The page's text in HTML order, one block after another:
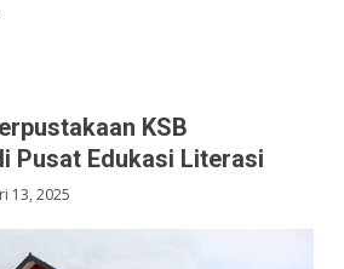
KSB
Pusat Edukasi Literasi
13, 2025